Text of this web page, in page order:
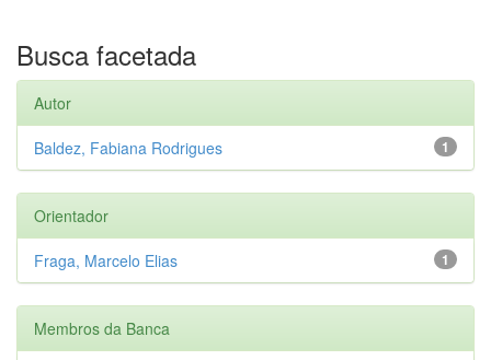
Busca facetada
Autor
1
Baldez, Fabiana Rodrigues
Orientador
1
Fraga, Marcelo Elias
Membros da Banca